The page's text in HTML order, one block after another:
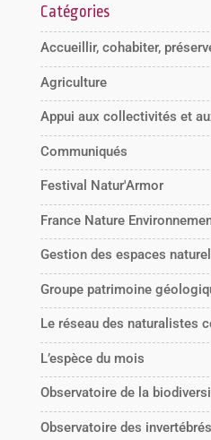
Catégories
Accueillir, cohabiter,
Agriculture
Appui aux collectivités et
Communiqués
Festival Natur'Armor
France Nature
Gestion des espaces
Groupe patrimoine
Le réseau des naturalistes
L’espèce du mois
Observatoire de la
Observatoire des